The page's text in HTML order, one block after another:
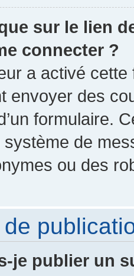
sur le lien
connecter ?
a activé
envoyer des
formulaire.
système de
ou des
je publier un